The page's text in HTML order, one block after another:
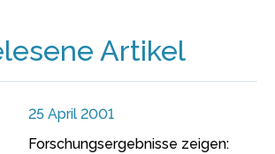
Artikel
25 April 2001
Forschungsergebnisse zeigen: